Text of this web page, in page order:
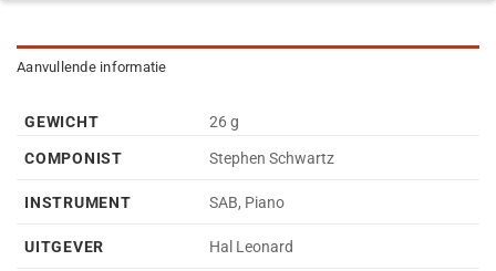
Aanvullende informatie
GEWICHT
26 g
COMPONIST
Stephen Schwartz
INSTRUMENT SAB, Piano
UITGEVER Hal Leonard